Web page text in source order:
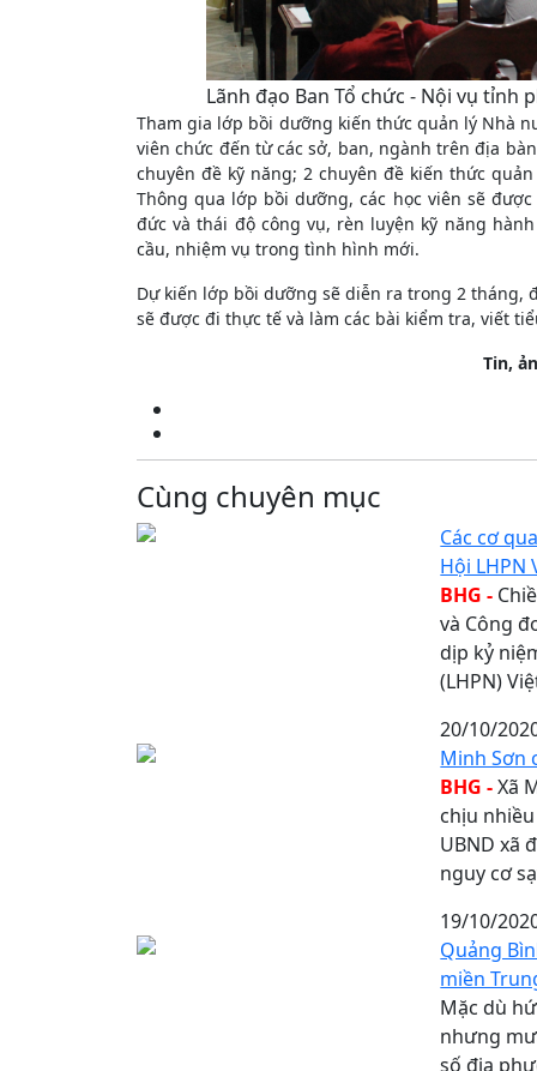
Lãnh đạo Ban Tổ chức - Nội vụ tỉnh
Tham gia lớp bồi dưỡng kiến thức quản lý Nhà
viên chức đến từ các sở, ban, ngành trên địa
chuyên đề kỹ năng; 2 chuyên đề kiến thức
Thông qua lớp bồi dưỡng, các học viên sẽ
đức và thái độ công vụ, rèn luyện kỹ năng
cầu, nhiệm vụ trong tình hình mới.
Dự kiến lớp bồi dưỡng sẽ diễn ra trong 2 tháng,
sẽ được đi thực tế và làm các bài kiểm tra, viết
Tin,
Cùng chuyên mục
Các cơ
Hội LHPN
BHG -
và Công
dịp kỷ
(LHPN)
20/10/
Minh Sơn
BHG -Xã
chịu
UBND xã
nguy cơ
19/10/
Quảng
miền
Mặc dù
nhưng
số địa